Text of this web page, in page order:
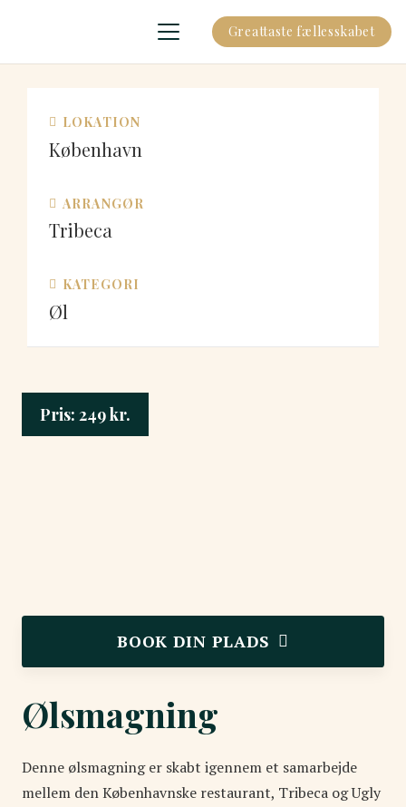
Greattaste fællesskabet
LOKATION
København
ARRANGØR
Tribeca
KATEGORI
Øl
Pris: 249kr.
BOOK DIN PLADS
Ølsmagning
Denne ølsmagning er skabt igennem et samarbejde
mellem den Københavnske restaurant, Tribeca og Ugly